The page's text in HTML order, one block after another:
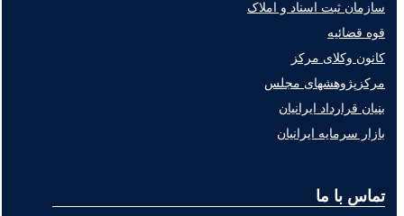
سازمان ثبت اسناد و املاک
قوه قضائیه
کانون وکلای مرکز
مرکزپژوهشهای مجلس
بنیان قرارداد ایرانیان
بازار سرمایه ایرانیان
تماس با ما